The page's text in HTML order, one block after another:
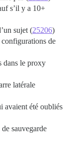
s’il y a 10+
sujet (25206)
configurations de
dans le proxy
latérale
avaient été oubliés
sauvegarde